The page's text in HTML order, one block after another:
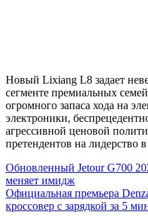
Новый Lixiang L8 задает
сегменте премиальных
огромного запаса хода на
электроники,
агрессивной ценовой
претендентов на лидерство
Навигация
по
записям
Обновленный Jetour G700
меняет имидж
Официальная премьера
кроссовер с зарядкой за 5